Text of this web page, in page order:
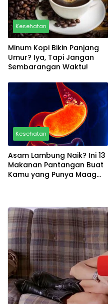
Kesehatan
Minum Kopi Bikin Panjang
Umur? Iya, Tapi Jangan
Sembarangan Waktu!
Kesehatan
Asam Lambung Naik? Ini 13
Makanan Pantangan Buat
Kamu yang Punya Maag